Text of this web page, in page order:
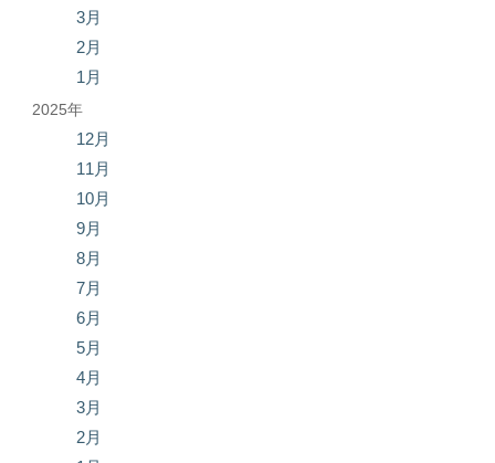
3月
2月
1月
2025年
12月
11月
10月
9月
8月
7月
6月
5月
4月
3月
2月